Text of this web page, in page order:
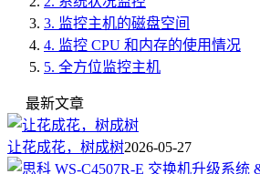
3. 监控主机的磁盘空间
4. 监控 CPU 和内存的使用情况
5. 全方位监控主机
最新文章
让花成花，树成树2026-05-27